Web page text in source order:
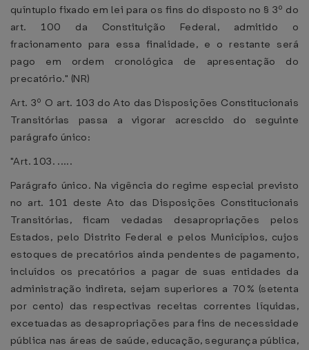
quíntuplo fixado em lei para os fins do disposto no § 3º do
art. 100 da Constituição Federal, admitido o
fracionamento para essa finalidade, e o restante será
pago em ordem cronológica de apresentação do
precatório." (NR)
Art. 3º O art. 103 do Ato das Disposições Constitucionais
Transitórias passa a vigorar acrescido do seguinte
parágrafo único:
"Art. 103. .....
Parágrafo único. Na vigência do regime especial previsto
no art. 101 deste Ato das Disposições Constitucionais
Transitórias, ficam vedadas desapropriações pelos
Estados, pelo Distrito Federal e pelos Municípios, cujos
estoques de precatórios ainda pendentes de pagamento,
incluídos os precatórios a pagar de suas entidades da
administração indireta, sejam superiores a 70% (setenta
por cento) das respectivas receitas correntes líquidas,
excetuadas as desapropriações para fins de necessidade
pública nas áreas de saúde, educação, segurança pública,